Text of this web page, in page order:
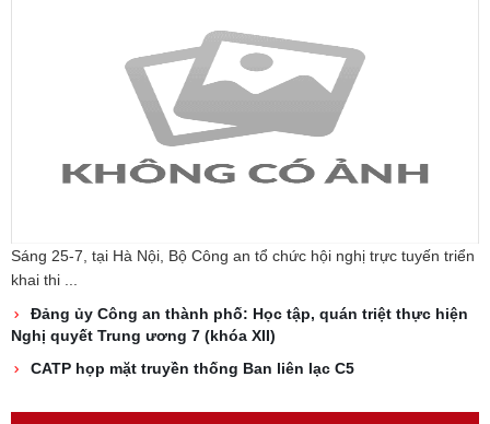
Sáng 25-7, tại Hà Nội, Bộ Công an tổ chức hội nghị trực tuyến triển
khai thi ...
Đảng ủy Công an thành phố: Học tập, quán triệt thực hiện
Nghị quyết Trung ương 7 (khóa XII)
CATP họp mặt truyền thống Ban liên lạc C5